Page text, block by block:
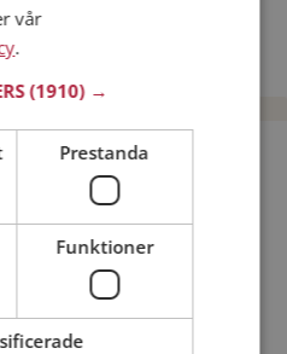
kostnad!
Kvinna
vår
.
(1910) →
Prestanda
Funktioner